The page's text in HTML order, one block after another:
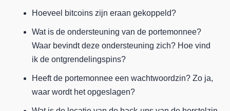
Hoeveel bitcoins zijn eraan gekoppeld?
Wat is de ondersteuning van de portemonnee?
Waar bevindt deze ondersteuning zich? Hoe vind
ik de ontgrendelingspins?
Heeft de portemonnee een wachtwoordzin? Zo ja,
waar wordt het opgeslagen?